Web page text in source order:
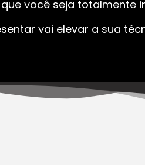
você seja totalmente
vai elevar a sua